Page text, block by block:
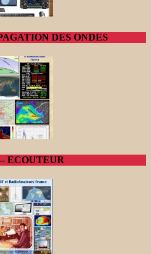
DES ONDES
ECOUTEUR